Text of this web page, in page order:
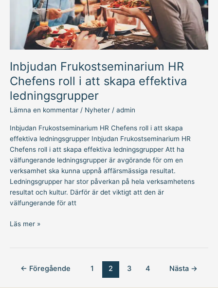
Inbjudan Frukostseminarium HR
Chefens roll i att skapa effektiva
ledningsgrupper
Lämna en kommentar / Nyheter / admin
Inbjudan Frukostseminarium HR Chefens roll i att skapa
effektiva ledningsgrupper Inbjudan Frukostseminarium HR
Chefens roll i att skapa effektiva ledningsgrupper Att ha
välfungerande ledningsgrupper är avgörande för om en
verksamhet ska kunna uppnå affärsmässiga resultat.
Ledningsgrupper har stor påverkan på hela verksamhetens
resultat och kultur. Därför är det viktigt att den är
välfungerande för att
effektiva
ledningsgrupper
Läs mer »
← Föregående 1 2 3 4 Nästa →